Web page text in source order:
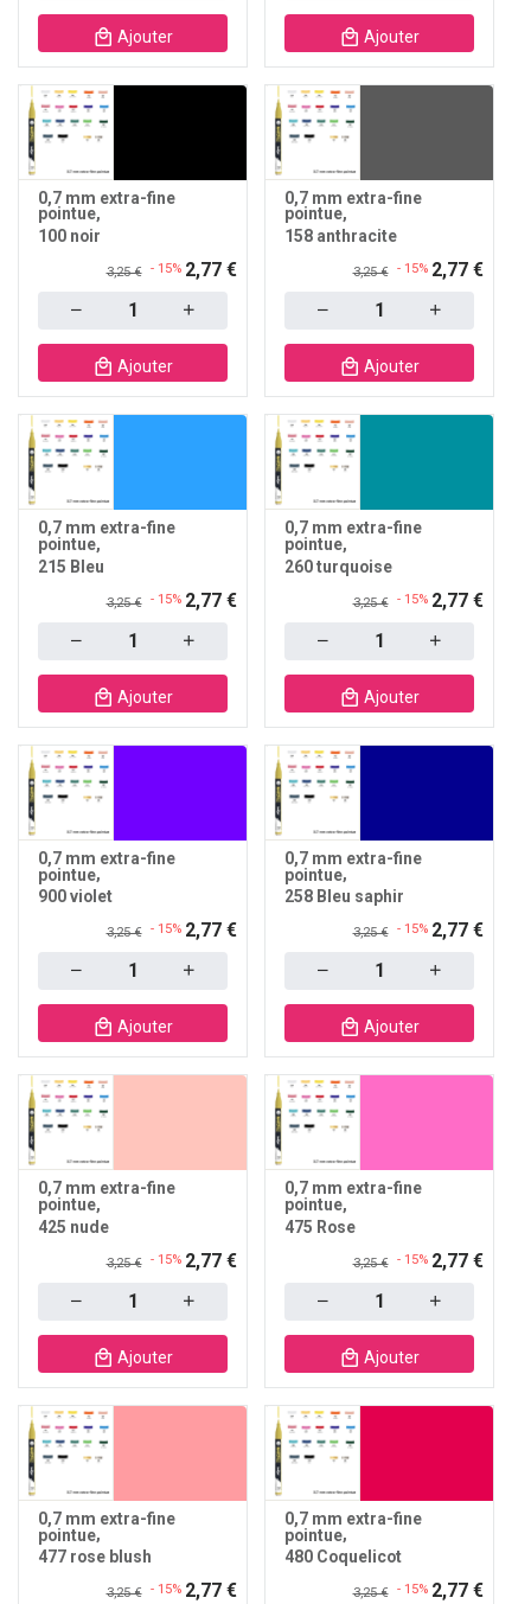
Ajouter Ajouter
0,7 mm extra-fine
pointue
100 noir
3,25 € - 15% 2,77 €
Ajouter
0,7 mm extra-fine
pointue
158 anthracite
3,25 € - 15% 2,77 €
Ajouter
0,7 mm extra-fine
pointue
215 Bleu
3,25 € - 15% 2,77 €
Ajouter
0,7 mm extra-fine
pointue
260 turquoise
3,25 € - 15% 2,77 €
Ajouter
0,7 mm extra-fine
pointue
900 violet
3,25 € - 15% 2,77 €
Ajouter
0,7 mm extra-fine
pointue
258 Bleu saphir
3,25 € - 15% 2,77 €
Ajouter
0,7 mm extra-fine
pointue
425 nude
3,25 € - 15% 2,77 €
Ajouter
0,7 mm extra-fine
pointue
475 Rose
3,25 € - 15% 2,77 €
Ajouter
0,7 mm extra-fine
pointue
477 rose blush
3,25 € - 15% 2,77 €
0,7 mm extra-fine
pointue
480 Coquelicot
3,25 € - 15% 2,77 €